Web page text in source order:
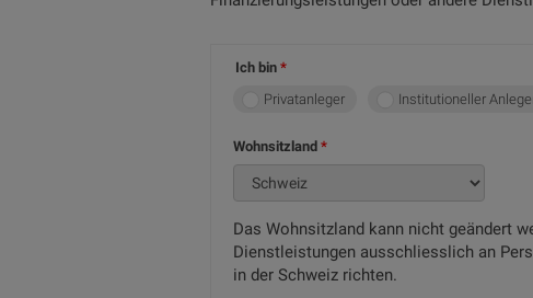
Ich bin
Privatanleger
Institutioneller
Wohnsitzland
Das Wohnsitzland kann nicht geändert
Dienstleistungen ausschliesslich an
in der Schweiz richten.